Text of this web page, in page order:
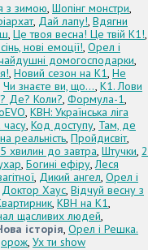
з зимою, Шопінг монстри,
, Дай лапу!, Вдягни
, Це твоя весна! Це твій К1!,
нові емоції!, Орел і
домогосподарки,
, Новий сезон на К1, Не
Чи знаєте ви, що..., К1. Лови
Де? Коли?, Формула-1,
, КВН: Українська ліга
, Код доступу, Там, де
реальність, Пройдисвіт,
хвилин до завтра, Штучки, 2
, Богині ефіру,Леся
, Дикий ангел, Орел і
Доктор Хаус, Відчуй весну з
, КВН на К1,
щасливих людей,
історія, Орел і Решка.
, Ух ти show